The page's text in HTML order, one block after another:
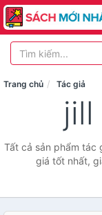
Trang chủ Tác giả
jill
Tất cả sản phẩm tác
giá tốt nhất,